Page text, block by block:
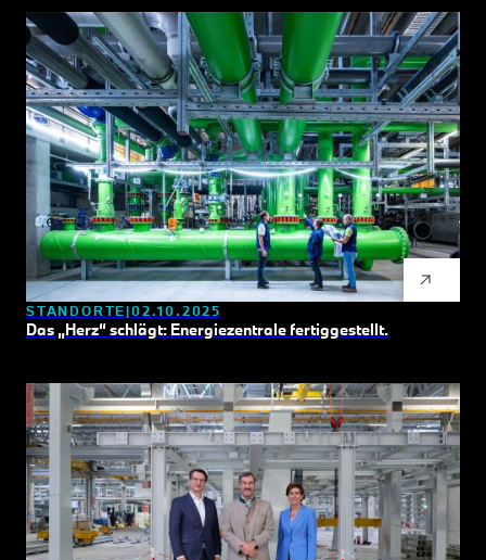
STANDORTE 02.10.2025
Das „Herz“ schlägt: Energiezentrale fertiggestellt.